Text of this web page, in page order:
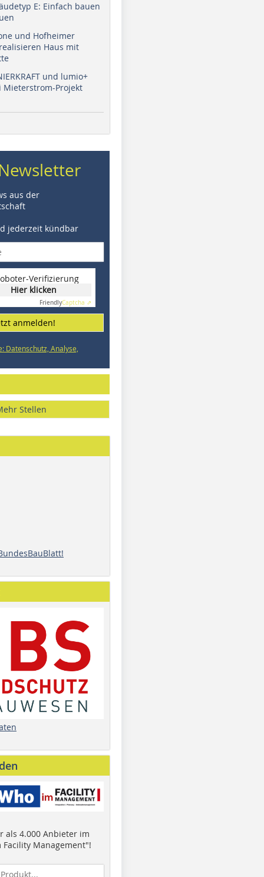
E: Einfach bauen
und Hofheimer
Haus mit
und lumio+
Mieterstrom-Projekt
aus der
jederzeit kündbar
Verifizierung
Hier klicken
FriendlyCaptcha ⇗
anmelden!
Datenschutz, Analyse,
Stellen
als 4.000 Anbieter im
Facility Management"!